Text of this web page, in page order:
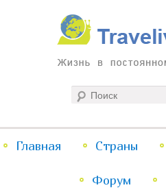
Traveliving
Жизнь в постоянном путешествии
менюГлавная Страны
Форум